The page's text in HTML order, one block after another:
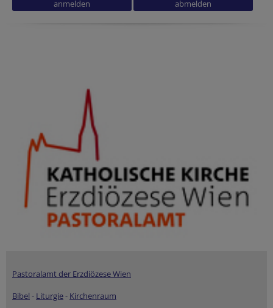
Pastoralamt der Erzdiözese Wien
Bibel - Liturgie- Kirchenraum